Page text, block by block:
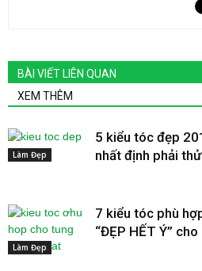
BÀI VIẾT LIÊN QUAN
XEM THÊM
Làm Đẹp
5 kiểu tóc đẹp
nhất định phải
Làm Đẹp
7 kiểu tóc phù
“ĐẸP HẾT Ý”